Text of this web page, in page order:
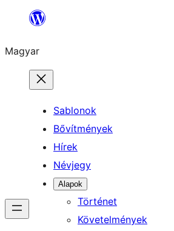
Ugrás
tartalomhoz
Magyar
Sablonok
Bővítmények
Hírek
Névjegy
Alapok
Történet
Követelmények